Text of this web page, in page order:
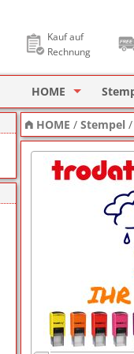
Kauf auf
Rechnung
HOME
Stempel Designer
ImageCard
HOME /Stempel /